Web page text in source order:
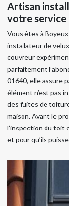
Artisan
votre service
Vous êtes à
installateur de
couvreur
parfaitement
01640, elle assure
élément n’est pas
des fuites de
maison. Avant le
l’inspection du toit
et pour qu’ils